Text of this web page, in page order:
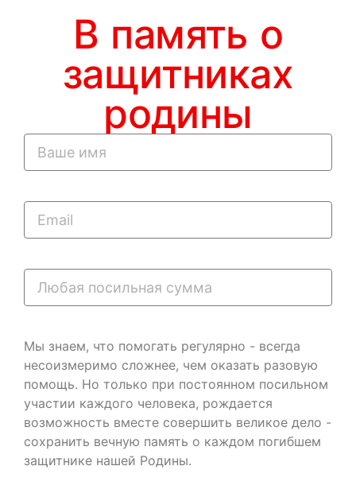
В память о
защитниках
родины
Мы знаем, что помогать регулярно - всегда
несоизмеримо сложнее, чем оказать разовую
помощь. Но только при постоянном посильном
участии каждого человека, рождается
возможность вместе совершить великое дело -
сохранить вечную память о каждом погибшем
защитнике нашей Родины.